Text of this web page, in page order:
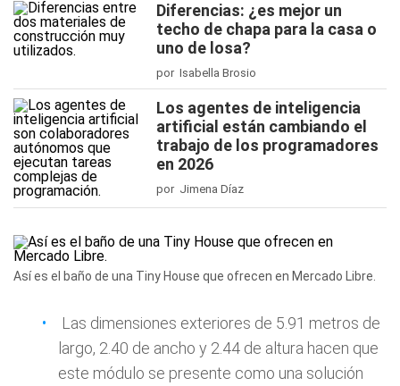
Diferencias: ¿es mejor un
techo de chapa para la casa o
uno de losa?
por Isabella Brosio
Los agentes de inteligencia
artificial están cambiando el
trabajo de los programadores
en 2026
por Jimena Díaz
Así es el baño de una Tiny House que ofrecen en Mercado Libre.
Las dimensiones exteriores de 5.91 metros de
largo, 2.40 de ancho y 2.44 de altura hacen que
este módulo se presente como una solución